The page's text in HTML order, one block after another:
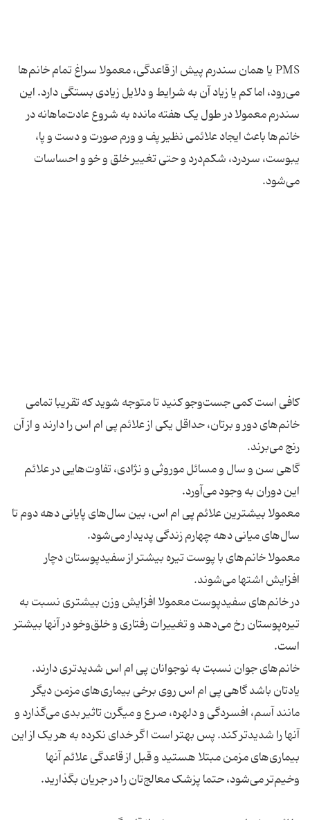
PMS یا همان سندرم پیش از قاعدگی، معمولا سراغ تمام خانم‌ها
می‌رود، اما کم یا زیاد آن به شرایط و دلایل زیادی بستگی دارد. این
سندرم معمولا در طول یک هفته مانده به شروع عادت‌ماهانه در
خانم‌ها باعث ایجاد علائمی نظیر پف و ورم صورت و دست و پا،
یبوست، سردرد، شکم‌درد و حتی تغییر خلق و خو و احساسات
کافی است کمی جست‌و‌جو کنید تا متوجه شوید که تقریبا تمامی
خانم‌های دور و برتان، حداقل یکی از علائم پی ام اس را دارند و از آن
گاهی سن و سال و مسائل موروثی و نژادی، تفاوت‌هایی در علائم
معمولا بیشترین علائم پی ام اس، بین سال‌های پایانی دهه دوم تا
معمولا خانم‌های با پوست تیره بیشتر از سفیدپوستان دچار
در خانم‌های سفیدپوست معمولا افزایش وزن بیشتری نسبت به
تیره‌پوستان رخ می‌دهد و تغییرات رفتاری و خلق‌وخو در آنها بیشتر
یادتان باشد گاهی پی ام اس روی برخی بیماری‌های مزمن دیگر
مانند آسم، افسردگی و دلهره، صرع و میگرن تاثیر بدی می‌گذارد و
آنها را شدیدتر کند. پس بهتر است اگر خدای نکرده به هر یک از این
بیماری‌های مزمن مبتلا هستید و قبل از قاعدگی علائم آنها